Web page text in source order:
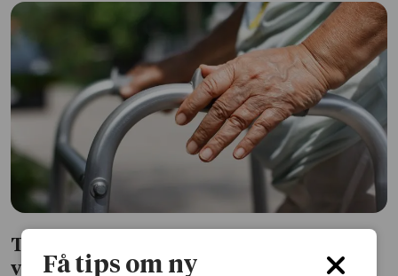
Träning och näringsdryck kan minska
vårdbehovet vid demens
Få tips om ny